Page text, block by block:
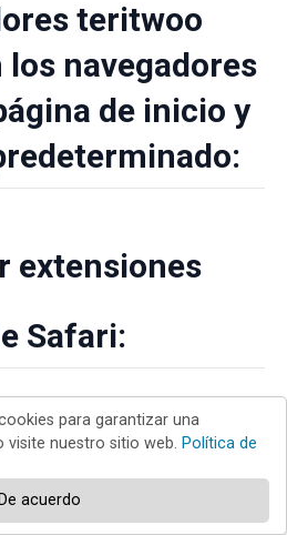
teritwoo
los navegadores
de inicio y
extensiones
Safari:
vinculadas a el secuestrador
en Safari:
para garantizar una
visite nuestro sitio web. Política de
De acuerdo